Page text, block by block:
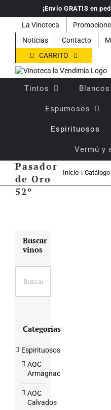
contenido
¡Envío GRATIS en
La Vinoteca
Noticias
Contacto
CARRITO
Tintos Blancos
Espumosos
Espirituosos
Vermú y
Pasador
de Oro
52º
Inicio Catálogo
Buscar
vinos
Categorías
Espirituosos
AOC
Armagnac
AOC
Calvados